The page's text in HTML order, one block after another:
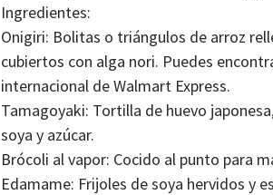
Ingredientes:
Onigiri: Bolitas o triángulos de arroz
cubiertos con alga nori. Puedes
internacional de Walmart Express.
Tamagoyaki: Tortilla de huevo
soya y azúcar.
Brócoli al vapor: Cocido al punto para
Edamame: Frijoles de soya hervidos y